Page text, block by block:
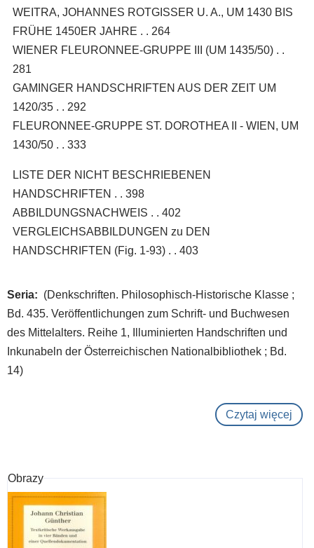
WEITRA, JOHANNES ROTGISSER U. A., UM 1430 BIS
FRÜHE 1450ER JAHRE . . 264
WIENER FLEURONNEE-GRUPPE III (UM 1435/50) . .
281
GAMINGER HANDSCHRIFTEN AUS DER ZEIT UM
1420/35 . . 292
FLEURONNEE-GRUPPE ST. DOROTHEA II - WIEN, UM
1430/50 . . 333
LISTE DER NICHT BESCHRIEBENEN
HANDSCHRIFTEN . . 398
ABBILDUNGSNACHWEIS . . 402
VERGLEICHSABBILDUNGEN zu DEN
HANDSCHRIFTEN (Fig. 1-93) . . 403
Seria
(Denkschriften. Philosophisch-Historische Klasse ;
Bd. 435. Veröffentlichungen zum Schrift- und Buchwesen
des Mittelalters. Reihe 1, Illuminierten Handschriften und
Inkunabeln der Österreichischen Nationalbibliothek ; Bd.
14)
Czytaj więcej
Obrazy